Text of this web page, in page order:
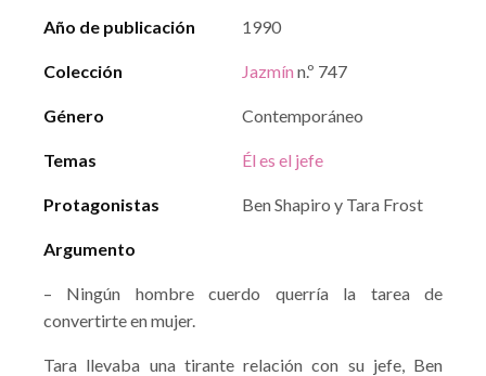
Año de publicación 1990
Colección Jazmín n.º 747
Género Contemporáneo
Temas Él es el jefe
Protagonistas Ben Shapiro y Tara Frost
Argumento
– Ningún hombre cuerdo querría la tarea de
convertirte en mujer.
Tara llevaba una tirante relación con su jefe, Ben